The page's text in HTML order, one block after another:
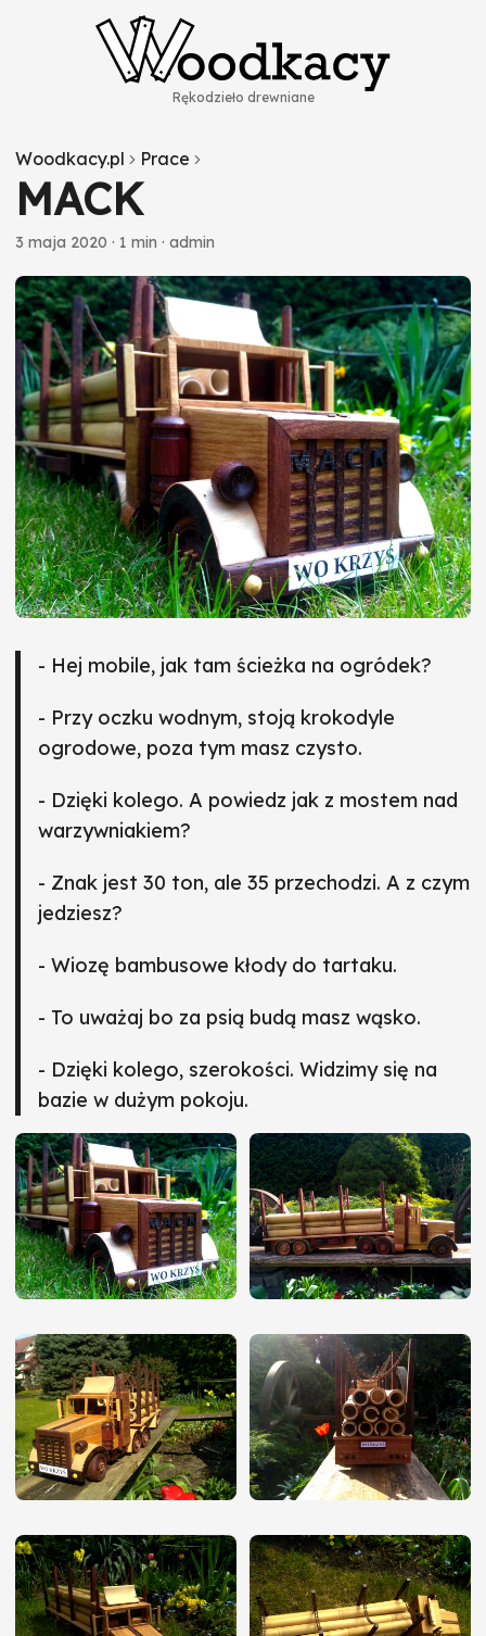
Woodkacy.pl Prace
MACK
3 maja 2020 · 1 min · admin
- Hej mobile, jak tam ścieżka na ogródek?
- Przy oczku wodnym, stoją krokodyle
ogrodowe, poza tym masz czysto.
- Dzięki kolego. A powiedz jak z mostem nad
warzywniakiem?
- Znak jest 30 ton, ale 35 przechodzi. A z czym
jedziesz?
- Wiozę bambusowe kłody do tartaku.
- To uważaj bo za psią budą masz wąsko.
- Dzięki kolego, szerokości. Widzimy się na
bazie w dużym pokoju.
Rękodzieło drewniane